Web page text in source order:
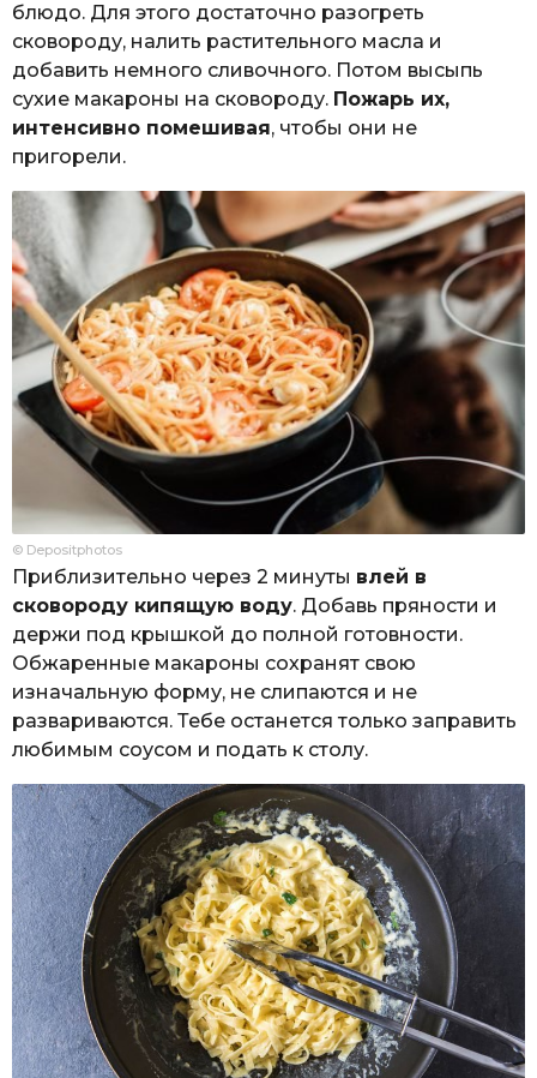
блюдо. Для этого достаточно разогреть
сковороду, налить растительного масла и
добавить немного сливочного. Потом высыпь
сухие макароны на сковороду. Пожарь их,
интенсивно помешивая, чтобы они не
пригорели.
© Depositphotos
Приблизительно через 2 минуты влей в
сковороду кипящую воду. Добавь пряности и
держи под крышкой до полной готовности.
Обжаренные макароны сохранят свою
изначальную форму, не слипаются и не
развариваются. Тебе останется только заправить
любимым соусом и подать к столу.